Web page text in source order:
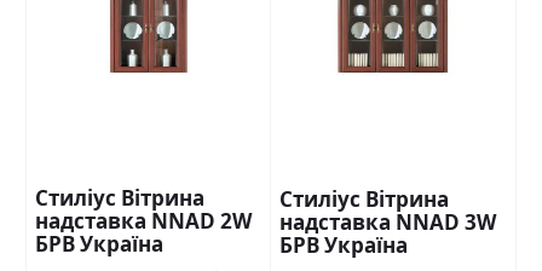
Стиліус Вітрина
надставка NNAD 2W
БРВ Україна
Стиліус Вітрина
надставка NNAD 3W
БРВ Україна